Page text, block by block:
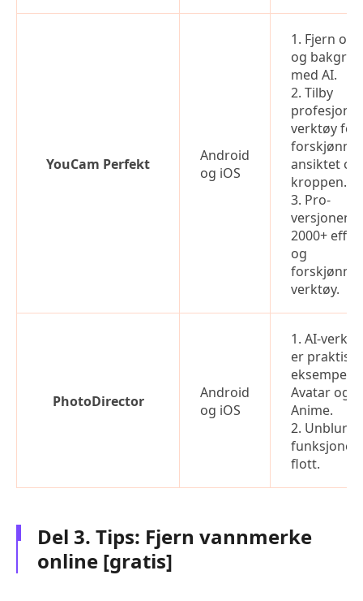
YouCam Perfekt
Android
og iOS
1. Fjern
og
med AI.
2. Tilby
verktøy for
forskjønne
ansiktet og
kroppen.
3. Pro-
versjonen
2000+
og
verktøy.
PhotoDirector
Android
og iOS
1. AI-
er
eksempel
Avatar og
Anime.
2. Unblur-
flott.
Del 3. Tips: Fjern vannmerke
online [gratis]